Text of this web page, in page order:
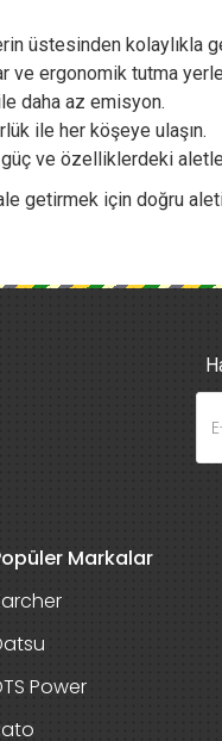
üstesinden kolaylıkla
ve ergonomik tutma
daha az emisyon.
ile her köşeye ulaşın.
güç ve özelliklerdeki
getirmek için doğru
Markalar
Power